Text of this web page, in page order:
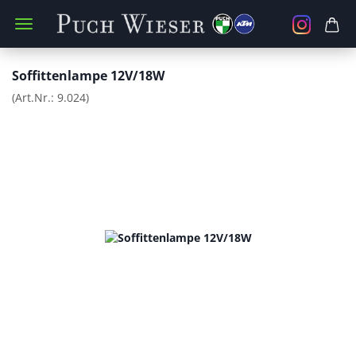
Soffittenlampe 12V/18W
(Art.Nr.: 9.024)